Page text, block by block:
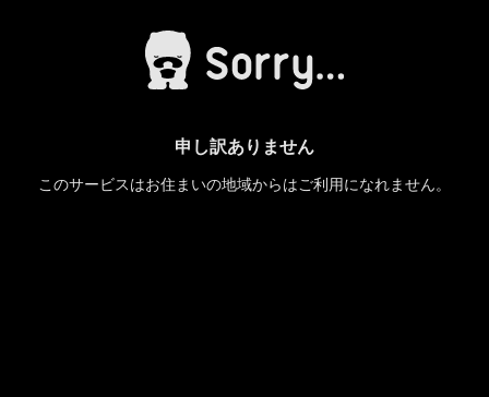
申し訳ありません
このサービスはお住まいの地域からはご利用になれません。